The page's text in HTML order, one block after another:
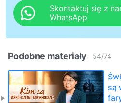
Skontaktuj się z
WhatsApp
Podobne materiały 54/74
są